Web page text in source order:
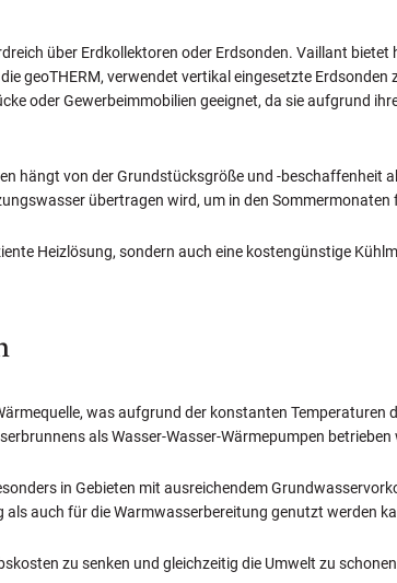
über Erdkollektoren oder Erdsonden. Vaillant bietet
geoTHERM, verwendet vertikal eingesetzte
oder Gewerbeimmobilien geeignet, da sie aufgrund
hängt von der Grundstücksgröße und -beschaffenheit
übertragen wird, um in den
Heizlösung, sondern auch eine kostengünstige
was aufgrund der konstanten Temperaturen
als Wasser-Wasser-Wärmepumpen
in Gebieten mit ausreichendem
auch für die Warmwasserbereitung genutzt werden
zu senken und gleichzeitig die Umwelt zu